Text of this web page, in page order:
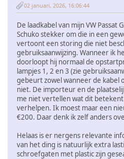
02 januari, 2026, 16:06:44
De laadkabel van mijn VW Passat
Schuko stekker om die in een
vertoont een storing die niet
gebruiksaanwijzing. Wanneer ik
doorloopt hij normaal de
lampjes 1, 2 en 3 (zie
gebeurt zowel wanneer de kabel
niet. De importeur en de
me niet vertellen wat dit betekent
verhelpen. Ik moest maar een
€200. Daar denk ik zelf anders
Helaas is er nergens relevante
van het ding is natuurlijk extra
schroefgaten met plastic zijn